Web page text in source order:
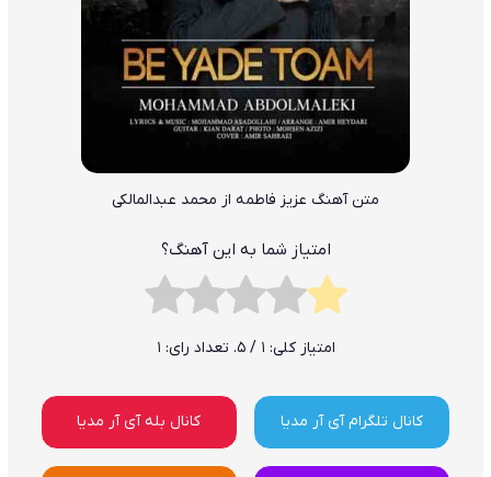
متن آهنگ عزیز فاطمه از محمد عبدالمالکی
امتیاز شما به این آهنگ؟
امتیاز کلی: 1 / 5. تعداد رای: 1
کانال تلگرام آی آر مدیا کانال بله آی آر مدیا